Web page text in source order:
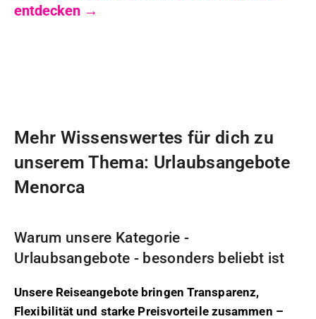
entdecken →
Mehr Wissenswertes für dich zu
unserem Thema: Urlaubsangebote
Menorca
Warum unsere Kategorie -
Urlaubsangebote - besonders beliebt ist
Unsere Reiseangebote bringen Transparenz,
Flexibilität und starke Preisvorteile zusammen –